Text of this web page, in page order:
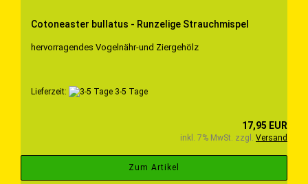
Cotoneaster bullatus - Runzelige Strauchmispel
hervorragendes Vogelnähr-und Ziergehölz
Lieferzeit: 3-5 Tage
17,95 EUR
inkl. 7% MwSt. zzgl. Versand
Zum Artikel